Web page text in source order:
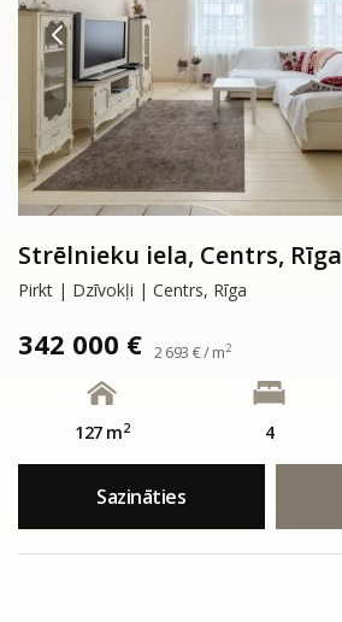
Strēlnieku iela, Centrs, Rīga
Pirkt | Dzīvokļi | Centrs, Rīga
342 000 € 2 693 € / m2
127 m2 4
Sazināties